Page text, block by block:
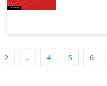
2 ... 4 5 6